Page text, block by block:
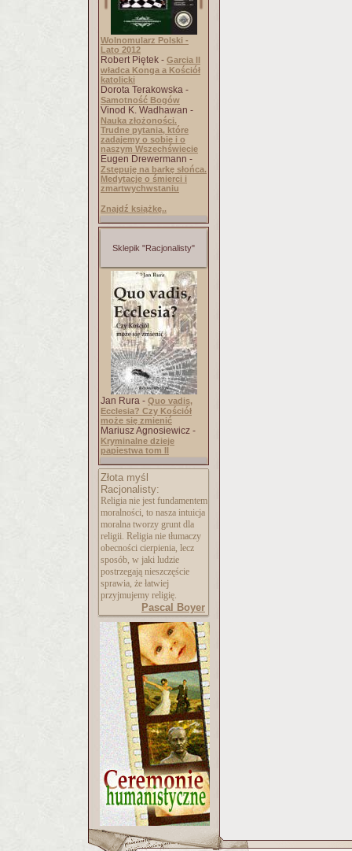
Wolnomularz Polski -
Lato 2012
Robert Piętek - Garcia II
władca Konga a Kościół
katolicki
Dorota Terakowska -
Samotność Bogów
Vinod K. Wadhawan -
Nauka złożoności.
Trudne pytania, które
zadajemy o sobie i o
naszym Wszechświecie
Eugen Drewermann -
Zstępuję na barkę słońca.
Medytacje o śmierci i
zmartwychwstaniu
Znajdź książkę..
Sklepik "Racjonalisty"
Jan Rura - Quo vadis,
Ecclesia? Czy Kościół
może się zmienić
Mariusz Agnosiewicz -
Kryminalne dzieje
papiestwa tom II
Złota myśl
Racjonalisty:
Religia nie jest fundamentem
moralności, to nasza intuicja
moralna tworzy grunt dla
religii. Religia nie tłumaczy
obecności cierpienia, lecz
sposób, w jaki ludzie
postrzegają nieszczęście
sprawia, że łatwiej
przyjmujemy religię.
Pascal Boyer